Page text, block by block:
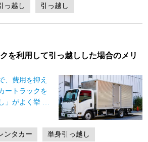
っ越し 引っ越し
を利用して引っ越しした場合のメリ
、費用を抑え
ートラックを
」がよく挙 …
ンタカー 単身引っ越し